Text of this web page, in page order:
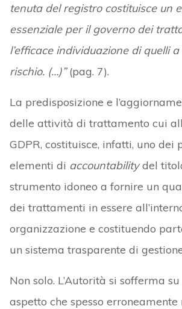
tenuta del registro costituisce un
essenziale per il governo dei
l’efficace individuazione di quelli
rischio. (…)”(pag. 7).
La predisposizione e
delle attività di trattamento cui
GDPR, costituisce, infatti, uno dei
elementi di accountabilitydel
strumento idoneo a fornire un
dei trattamenti in essere
organizzazione e costituendo
un sistema trasparente di
Non solo. L’Autorità si sofferma
aspetto che spesso erroneamente